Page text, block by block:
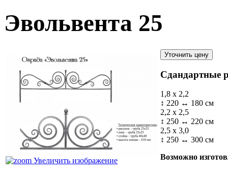
Эвольвента 25
Увеличить изображение
Сдандартные
1,8 х 2,2
↕ 220 ↔ 180 см
2,2 х 2,5
↕ 250 ↔ 220 см
2,5 х 3,0
↕ 250 ↔ 300 см
Возможно